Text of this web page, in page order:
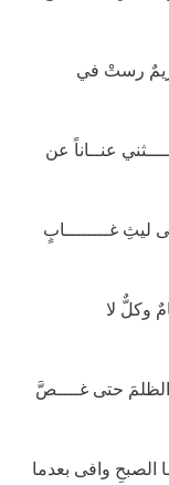
رستْ في
عنــاناً عن
ليثِ غــــــــابٍ
وكلٌّ لا
الظلمَ حتى غــــصَّ
الصبحِ وافى بعدما